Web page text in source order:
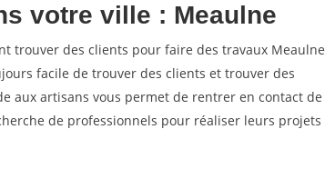
votre ville : Meaulne
trouver des clients pour faire des travaux Meaulne
facile de trouver des clients et trouver des
aux artisans vous permet de rentrer en contact de
de professionnels pour réaliser leurs projets